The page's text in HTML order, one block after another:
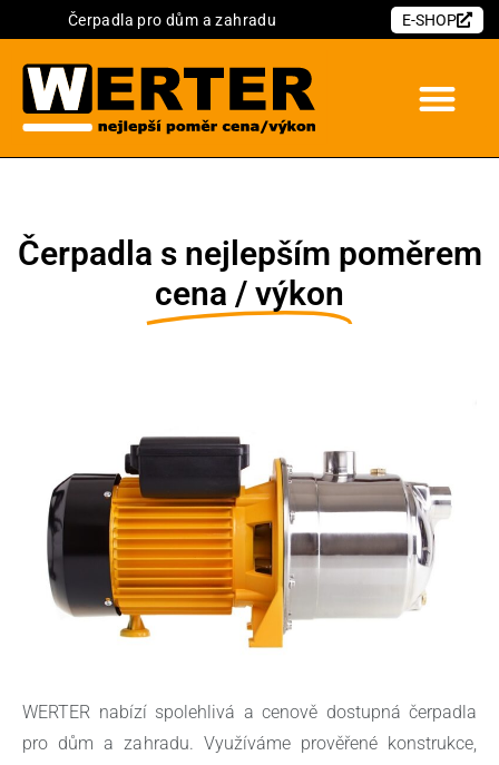
Čerpadla pro dům a zahradu E-SHOP
Čerpadla s nejlepším poměrem
cena / výkon
WERTER nabízí spolehlivá a cenově dostupná čerpadla
pro dům a zahradu. Využíváme prověřené konstrukce,